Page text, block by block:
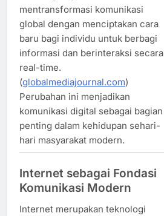
mentransformasi komunikasi
global dengan menciptakan cara
baru bagi individu untuk berbagi
informasi dan berinteraksi secara
real-time.
(globalmediajournal.com)
Perubahan ini menjadikan
komunikasi digital sebagai bagian
penting dalam kehidupan sehari-
hari masyarakat modern.
Internet sebagai Fondasi
Komunikasi Modern
Internet merupakan teknologi